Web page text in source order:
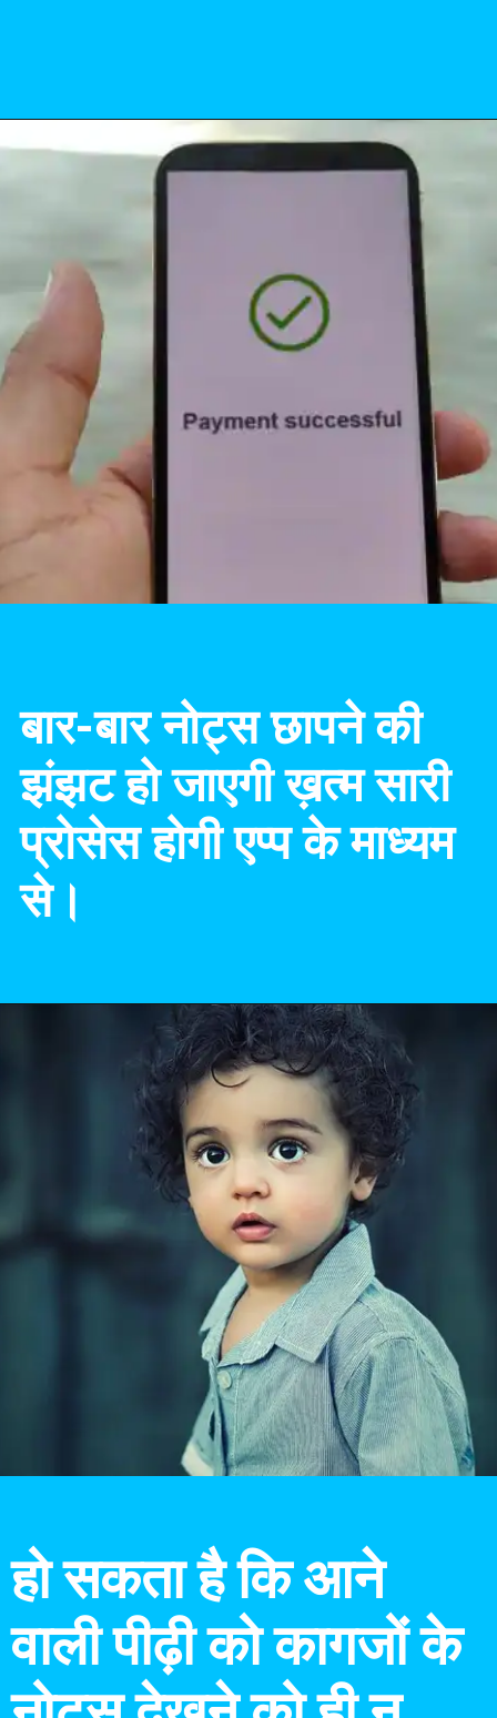
बार-बार नोट्स छापने की
झंझट हो जाएगी ख़त्म सारी
प्रोसेस होगी एप्प के माध्यम
से।
हो सकता है कि आने
वाली पीढ़ी को कागजों के